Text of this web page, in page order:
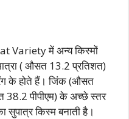
Variety में अन्य किस्मों
( औसत 13.2 प्रतिशत)
रंग के होते हैं। जिंक (औसत
38.2 पीपीएम) के अच्छे स्तर
सुपात्र किस्म बनाती है।